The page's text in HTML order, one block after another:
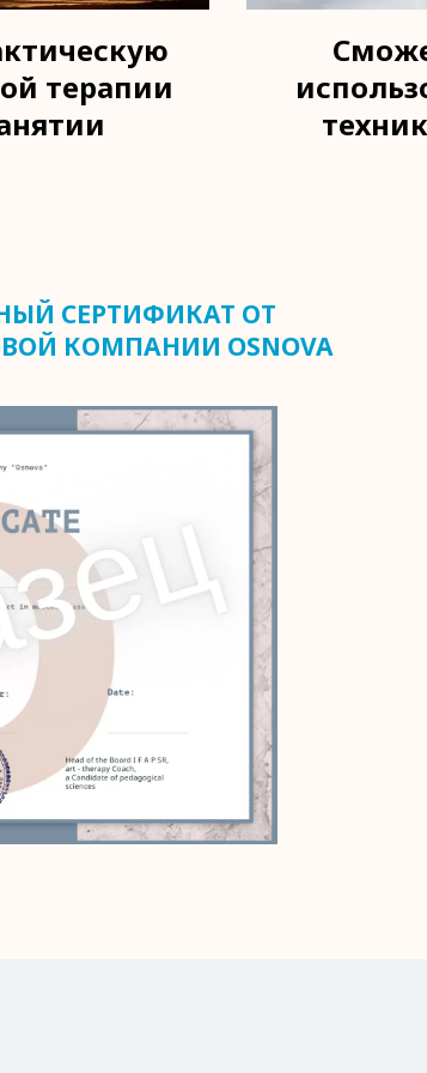
терапии
СЕРТИФИКАТ ОТ
КОМПАНИИ OSNOVA